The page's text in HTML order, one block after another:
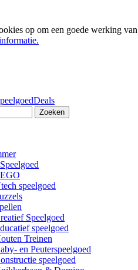
op om een goede werking
Zoeken
speelgoed
Speelgoed
speelgoed
Treinen
en Peuterspeelgoed
speelgoed